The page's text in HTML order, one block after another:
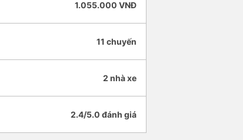
1.055.000 VNĐ
11 chuyến
2 nhà xe
2.4/5.0 đánh giá